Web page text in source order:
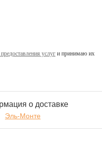
услуг и принимаю их
о доставке
Эль-Монте